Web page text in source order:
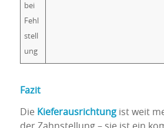
bei
Fehl
stell
ung
Fazit
Die Kieferausrichtungist weit